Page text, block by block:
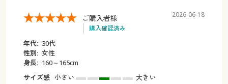
ご購入者様
購入確認済み
2026-06-18
年代: 30代
性別: 女性
身長: 160～165cm
サイズ感 小さい
大きい